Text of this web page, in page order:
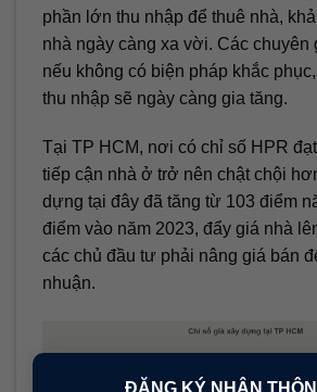
ĐĂNG KÝ NHẬN
phần lớn thu nhập để thuê nhà,
nhà ngày càng xa vời. Các chuyên
nếu không có biện pháp khắc
thu nhập sẽ ngày càng gia tăng.
Tại TP HCM, nơi có chỉ số HPR
tiếp cận nhà ở trở nên chật chội
dựng tại đây đã tăng từ 103 điểm
điểm vào năm 2023, đẩy giá nhà
các chủ đầu tư phải nâng giá bán
nhuận.